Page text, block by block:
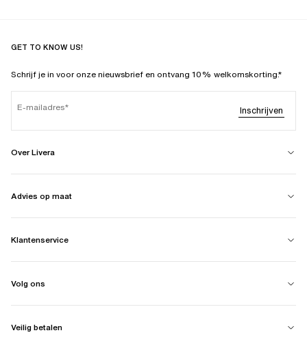
GET TO KNOW US!
Schrijf je in voor onze nieuwsbrief en ontvang 10% welkomskorting.*
E-mailadres Inschrijven
Over Livera
Advies op maat
Klantenservice
Volg ons
Veilig betalen